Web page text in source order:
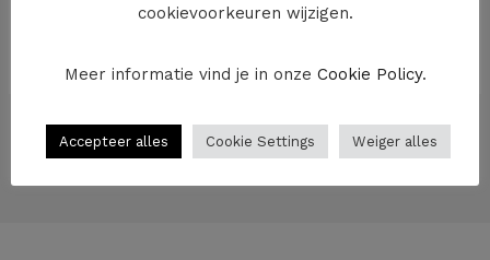
evenmin de betaling van de alimentatie die je aan je ex
Vorige Bericht Volgende Bericht
cookievoorkeuren wijzigen.
Meer informatie vind je in onze Cookie Policy.
Accepteer alles Cookie Settings Weiger alles